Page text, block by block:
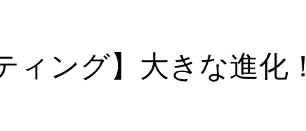
ング】大きな進化！